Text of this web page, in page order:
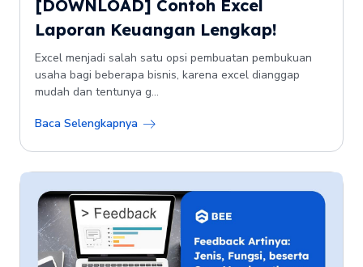
[DOWNLOAD] Contoh Excel
Laporan Keuangan Lengkap!
Excel menjadi salah satu opsi pembuatan pembukuan
usaha bagi beberapa bisnis, karena excel dianggap
mudah dan tentunya g...
Baca Selengkapnya